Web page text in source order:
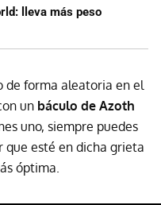
lleva más peso
de forma aleatoria en el
un báculo de Azoth
uno, siempre puedes
que esté en dicha grieta
óptima.